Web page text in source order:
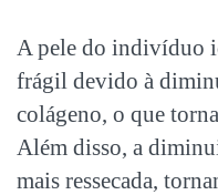
A pele do indivíduo
frágil devido à
colágeno, o que
Além disso, a
mais ressecada,